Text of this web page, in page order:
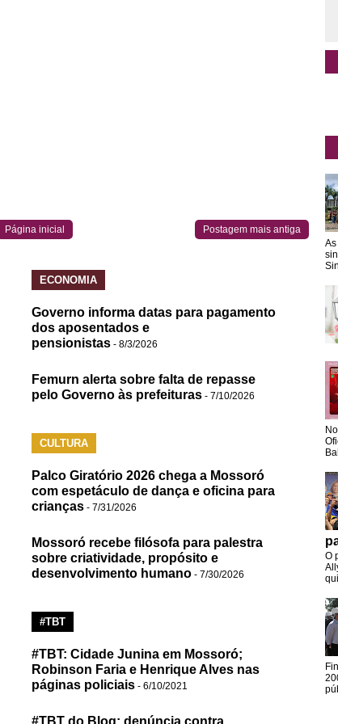
Postagem mais antiga
Página inicial
ECONOMIA
Governo informa datas para pagamento
dos aposentados e
pensionistas - 8/3/2026
Femurn alerta sobre falta de repasse
pelo Governo às prefeituras - 7/10/2026
CULTURA
Palco Giratório 2026 chega a Mossoró
com espetáculo de dança e oficina para
crianças - 7/31/2026
Mossoró recebe filósofa para palestra
sobre criatividade, propósito e
desenvolvimento humano - 7/30/2026
#TBT
#TBT: Cidade Junina em Mossoró;
Robinson Faria e Henrique Alves nas
páginas policiais - 6/10/2021
#TBT do Blog: denúncia contra
O